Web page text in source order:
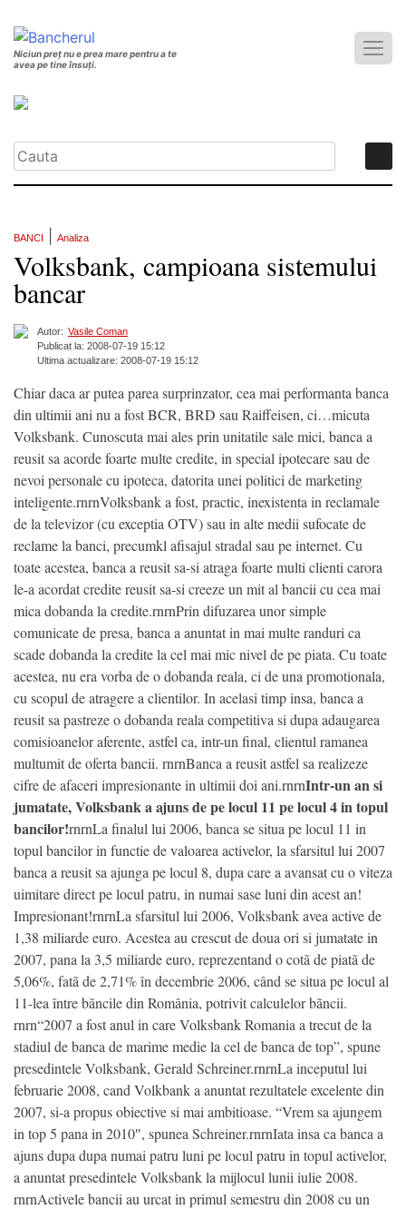
Niciun preț nu e prea mare pentru a te
avea pe tine însuți.
BANCI Analiza
Volksbank, campioana sistemului
bancar
Autor: Vasile Coman
Publicat la: 2008-07-19 15:12
Ultima actualizare: 2008-07-19 15:12
Chiar daca ar putea parea surprinzator, cea mai performanta banca
din ultimii ani nu a fost BCR, BRD sau Raiffeisen, ci…micuta
Volksbank. Cunoscuta mai ales prin unitatile sale mici, banca a
reusit sa acorde foarte multe credite, in special ipotecare sau de
nevoi personale cu ipoteca, datorita unei politici de marketing
inteligente.rnrnVolksbank a fost, practic, inexistenta in reclamale
de la televizor (cu exceptia OTV) sau in alte medii sufocate de
reclame la banci, precumkl afisajul stradal sau pe internet. Cu
toate acestea, banca a reusit sa-si atraga foarte multi clienti carora
le-a acordat credite reusit sa-si creeze un mit al bancii cu cea mai
mica dobanda la credite.rnrnPrin difuzarea unor simple
comunicate de presa, banca a anuntat in mai multe randuri ca
scade dobanda la credite la cel mai mic nivel de pe piata. Cu toate
acestea, nu era vorba de o dobanda reala, ci de una promotionala,
cu scopul de atragere a clientilor. In acelasi timp insa, banca a
reusit sa pastreze o dobanda reala competitiva si dupa adaugarea
comisioanelor aferente, astfel ca, intr-un final, clientul ramanea
multumit de oferta bancii. rnrnBanca a reusit astfel sa realizeze
cifre de afaceri impresionante in ultimii doi ani.rnrnIntr-un an si
jumatate, Volksbank a ajuns de pe locul 11 pe locul 4 in topul
bancilor!rnrnLa finalul lui 2006, banca se situa pe locul 11 in
topul bancilor in functie de valoarea activelor, la sfarsitul lui 2007
banca a reusit sa ajunga pe locul 8, dupa care a avansat cu o viteza
uimitare direct pe locul patru, in numai sase luni din acest an!
Impresionant!rnrnLa sfarsitul lui 2006, Volksbank avea active de
1,38 miliarde euro. Acestea au crescut de doua ori si jumatate in
2007, pana la 3,5 miliarde euro, reprezentand o cotã de piatã de
5,06%, fatã de 2,71% în decembrie 2006, când se situa pe locul al
11-lea între bãncile din România, potrivit calculelor bãncii.
rnrn“2007 a fost anul in care Volksbank Romania a trecut de la
stadiul de banca de marime medie la cel de banca de top”, spune
presedintele Volksbank, Gerald Schreiner.rnrnLa inceputul lui
februarie 2008, cand Volkbank a anuntat rezultatele excelente din
2007, si-a propus obiective si mai ambitioase. “Vrem sa ajungem
in top 5 pana in 2010″, spunea Schreiner.rnrnIata insa ca banca a
ajuns dupa dupa numai patru luni pe locul patru in topul activelor,
a anuntat presedintele Volksbank la mijlocul lunii iulie 2008.
rnrnActivele bancii au urcat in primul semestru din 2008 cu un